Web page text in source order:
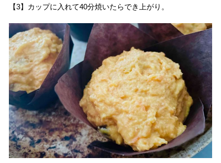
【3】カップに入れて40分焼いたらでき上がり。